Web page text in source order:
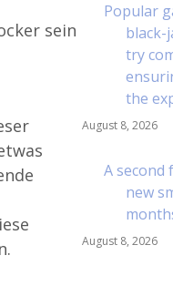
sein
Popular
black-
try
the
August 8, 2026
A second
new
August 8, 2026